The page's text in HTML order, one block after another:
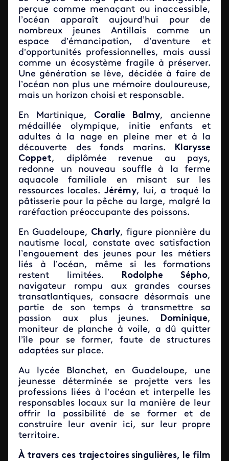
perçue comme menaçant ou inaccessible,
l’océan apparaît aujourd’hui pour de
nombreux jeunes Antillais comme un
espace d’émancipation, d’aventure et
d’opportunités professionnelles, mais aussi
comme un écosystème fragile à préserver.
Une génération se lève, décidée à faire de
l’océan non plus une mémoire douloureuse,
mais un horizon choisi et responsable.
En Martinique, Coralie Balmy, ancienne
médaillée olympique, initie enfants et
adultes à la nage en pleine mer et à la
découverte des fonds marins.
Klarysse
Coppet, diplômée revenue au pays,
redonne un nouveau souffle à la ferme
aquacole familiale en misant sur les
ressources locales. Jérémy, lui, a troqué la
pâtisserie pour la pêche au large, malgré la
raréfaction préoccupante des poissons.
En Guadeloupe, Charly, figure pionnière du
nautisme local, constate avec satisfaction
l’engouement des jeunes pour les métiers
liés à l’océan, même si les formations
restent limitées. Rodolphe Sépho,
navigateur rompu aux grandes courses
transatlantiques, consacre désormais une
partie de son temps à transmettre sa
passion aux plus jeunes.
Dominique,
moniteur de planche à voile, a dû quitter
l’île pour se former, faute de structures
adaptées sur place.
Au lycée Blanchet, en Guadeloupe, une
jeunesse déterminée se projette vers les
professions liées à l’océan et interpelle les
responsables locaux sur la manière de leur
offrir la possibilité de se former et de
construire leur avenir ici, sur leur propre
territoire.
À travers ces trajectoires singulières, le film